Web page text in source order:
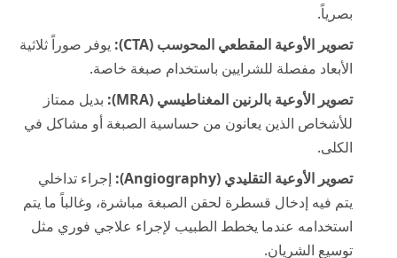
بصرياً.
تصوير الأوعية المقطعي المحوسب (CTA):
يوفر صوراً ثلاثية
الأبعاد مفصلة للشرايين باستخدام صبغة خاصة.
تصوير الأوعية بالرنين المغناطيسي (MRA):
بديل ممتاز
للأشخاص الذين يعانون من حساسية الصبغة أو مشاكل في
الكلى.
تصوير الأوعية التقليدي (Angiography):
إجراء تداخلي
يتم فيه إدخال قسطرة لحقن الصبغة مباشرة، وغالباً ما يتم
استخدامه عندما يخطط الطبيب لإجراء علاجي فوري مثل
توسيع الشريان.